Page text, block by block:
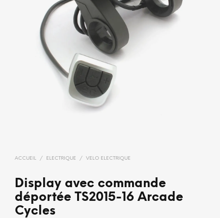
ACCUEIL / ELECTRIQUE / VELO ELECTRIQUE
Display avec commande
déportée TS2015-16 Arcade
Cycles